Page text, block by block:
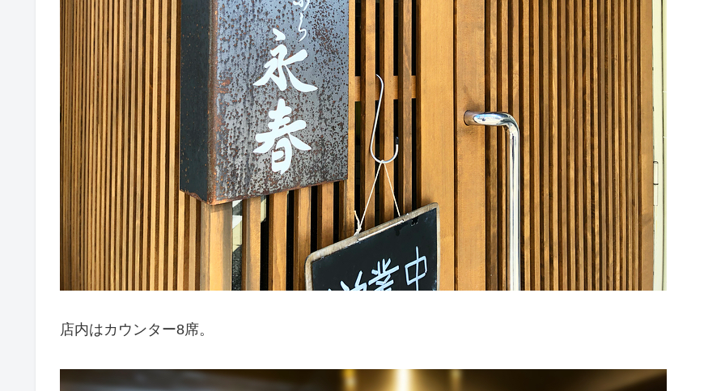
店内はカウンター8席。